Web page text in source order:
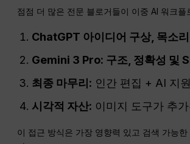
점점 더 많은 전문 블로거들이 이중 AI 워크플
ChatGPT 아이디어 구상, 목소
Gemini 3 Pro: 구조, 정확성 및
최종 마무리: 인간 편집 + AI 지
시각적 자산: 이미지 도구가 추
이 접근 방식은 가장 영향력 있고 검색 가능한